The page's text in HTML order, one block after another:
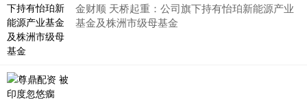
金财顺 天桥起重：公司旗下持有怡珀新能源产业
基金及株洲市级母基金